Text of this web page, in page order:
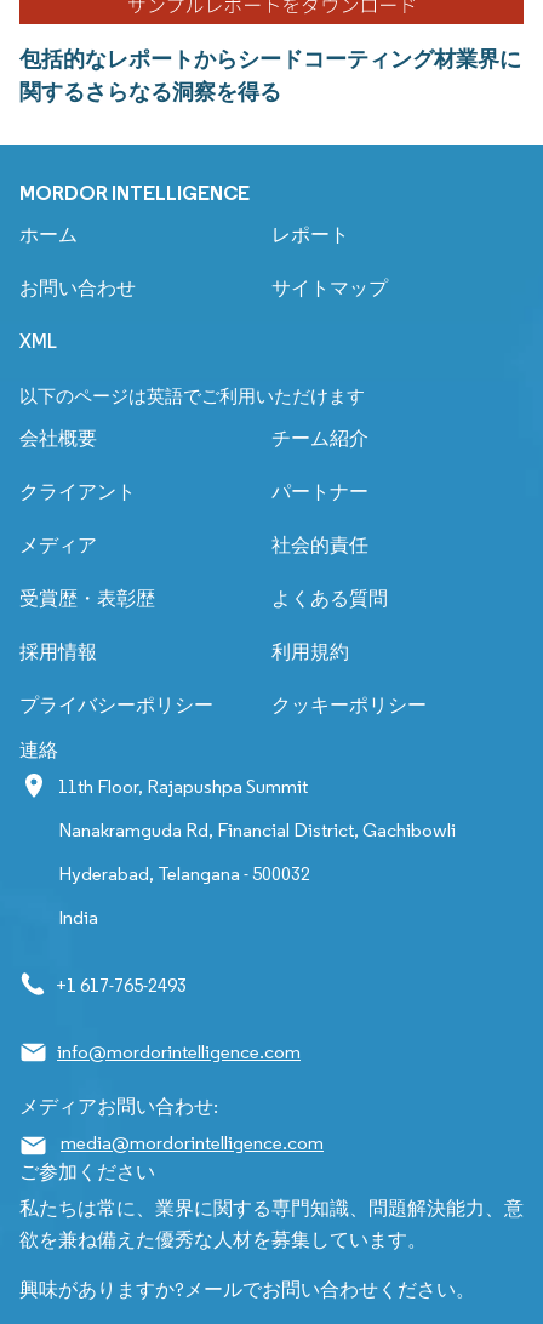
包括的なレポートからシードコーティング材業界に
関するさらなる洞察を得る
MORDOR INTELLIGENCE
ホーム レポート
お問い合わせ サイトマップ
XML
以下のページは英語でご利用いただけます
会社概要 チーム紹介
クライアント パートナー
メディア 社会的責任
受賞歴・表彰歴 よくある質問
採用情報 利用規約
プライバシーポリシー クッキーポリシー
連絡
11th Floor, Rajapushpa Summit
Nanakramguda Rd, Financial District, Gachibowli
Hyderabad, Telangana - 500032
India
+1 617-765-2493
info@mordorintelligence.com
メディアお問い合わせ:
media@mordorintelligence.com
ご参加ください
私たちは常に、業界に関する専門知識、問題解決能力、意
欲を兼ね備えた優秀な人材を募集しています。
興味がありますか?メールでお問い合わせください。